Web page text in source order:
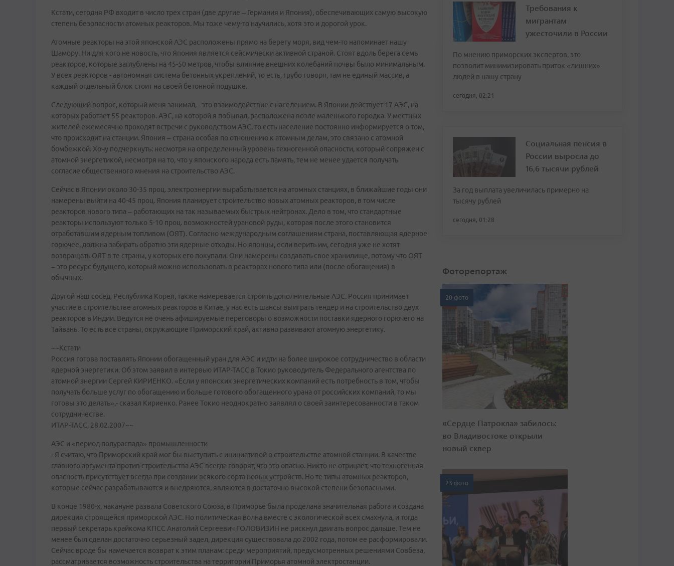
Кстати, сегодня РФ входит в число трех стран (две другие – Германия и Япония), обеспечивающих самую высокую
степень безопасности атомных реакторов. Мы тоже чему-то научились, хотя это и дорогой урок.
Атомные реакторы на этой японской АЭС расположены прямо на берегу моря, вид чем-то напоминает нашу
Шамору. Ни для кого не новость, что Япония является сейсмически активной страной. Стоят вдоль берега семь
реакторов, которые заглублены на 45-50 метров, чтобы влияние внешних колебаний почвы было минимальным.
У всех реакторов - автономная система бетонных укреплений, то есть, грубо говоря, там не единый массив, а
каждый отдельный блок стоит на своей бетонной подушке.
Следующий вопрос, который меня занимал, - это взаимодействие с населением. В Японии действует 17 АЭС, на
которых работает 55 реакторов. АЭС, на которой я побывал, расположена возле маленького городка. У местных
жителей ежемесячно проходят встречи с руководством АЭС, то есть население постоянно информируется о том,
что происходит на станции. Япония – страна особая по отношению к атомным делам, это связано с атомной
бомбежкой. Хочу подчеркнуть: несмотря на определенный уровень техногенной опасности, который сопряжен с
атомной энергетикой, несмотря на то, что у японского народа есть память, тем не менее удается получать
согласие общественного мнения на строительство АЭС.
Сейчас в Японии около 30-35 проц. электроэнергии вырабатывается на атомных станциях, в ближайшие годы они
намерены выйти на 40-45 проц. Япония планирует строительство новых атомных реакторов, в том числе
реакторов нового типа – работающих на так называемых быстрых нейтронах. Дело в том, что стандартные
реакторы используют только 5-10 проц. возможностей урановой руды, которая после этого становится
отработавшим ядерным топливом (ОЯТ). Согласно международным соглашениям страна, поставляющая ядерное
горючее, должна забирать обратно эти ядерные отходы. Но японцы, если верить им, сегодня уже не хотят
возвращать ОЯТ в те страны, у которых его покупали. Они намерены создавать свое хранилище, потому что ОЯТ
– это ресурс будущего, который можно использовать в реакторах нового типа или (после обогащения) в
обычных.
Другой наш сосед, Республика Корея, также намеревается строить дополнительные АЭС. Россия принимает
участие в строительстве атомных реакторов в Китае, у нас есть шансы выиграть тендер и на строительство двух
реакторов в Индии. Ведутся не очень афишируемые переговоры о возможности поставки ядерного горючего на
Тайвань. То есть все страны, окружающие Приморский край, активно развивают атомную энергетику.
~~Кстати
Россия готова поставлять Японии обогащенный уран для АЭС и идти на более широкое сотрудничество в области
ядерной энергетики. Об этом заявил в интервью ИТАР-ТАСС в Токио руководитель Федерального агентства по
атомной энергии Сергей КИРИЕНКО. «Если у японских энергетических компаний есть потребность в том, чтобы
получать больше услуг по обогащению и больше готового обогащенного урана от российских компаний, то мы
готовы это делать»,- сказал Кириенко. Ранее Токио неоднократно заявлял о своей заинтересованности в таком
сотрудничестве.
ИТАР-ТАСС, 28.02.2007~~
АЭС и «период полураспада» промышленности
- Я считаю, что Приморский край мог бы выступить с инициативой о строительстве атомной станции. В качестве
главного аргумента против строительства АЭС всегда говорят, что это опасно. Никто не отрицает, что техногенная
опасность присутствует всегда при создании всякого сорта новых устройств. Но те типы атомных реакторов,
которые сейчас разрабатываются и внедряются, являются в достаточно высокой степени безопасными.
В конце 1980-х, накануне развала Советского Союза, в Приморье была проделана значительная работа и создана
дирекция строящейся приморской АЭС. Но политическая волна вместе с экологической всех смахнула, и тогда
первый секретарь крайкома КПСС Анатолий Сергеевич ГОЛОВИЗИН не рискнул двигать вопрос дальше. Тем не
менее был сделан достаточно серьезный задел, дирекция существовала до 2002 года, потом ее расформировали.
Сейчас вроде бы намечается возврат к этим планам: среди мероприятий, предусмотренных решениями Совбеза,
рассматривается возможность строительства на территории Приморья атомной электростанции.
Требования к
мигрантам
ужесточили в России
По мнению приморских экспертов, это
позволит минимизировать приток «лишних»
людей в нашу страну
сегодня, 02:21
Социальная пенсия в
России выросла до
16,6 тысячи рублей
За год выплата увеличилась примерно на
тысячу рублей
сегодня, 01:28
Фоторепортаж
20 фото
«Сердце Патрокла» забилось:
во Владивостоке открыли
новый сквер
23 фото